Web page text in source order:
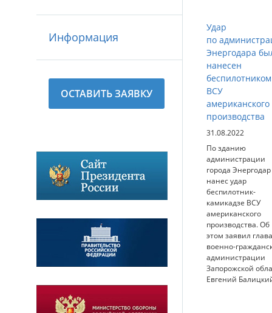
Информация
ОСТАВИТЬ ЗАЯВКУ
Удар
по
Энергодара
нанесен
беспилотником
ВСУ
американского
производства
31.08.2022
По зданию
администрации
города Энергодар
нанес удар
беспилотник-
камикадзе ВСУ
американского
производства. Об
этом заявил глава
военно-
администрации
Запорожской
Евгений